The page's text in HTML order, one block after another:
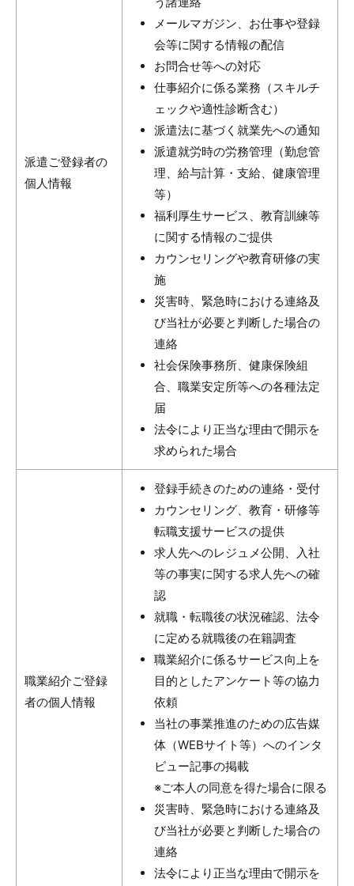
派遣ご登録者の
個人情報
メールマガジン、お仕事や登録
会等に関する情報の配信
お問合せ等への対応
仕事紹介に係る業務（スキルチ
ェックや適性診断含む）
派遣法に基づく就業先への通知
派遣就労時の労務管理（勤怠管
理、給与計算・支給、健康管理
等）
福利厚生サービス、教育訓練等
に関する情報のご提供
カウンセリングや教育研修の実
施
災害時、緊急時における連絡及
び当社が必要と判断した場合の
連絡
社会保険事務所、健康保険組
合、職業安定所等への各種法定
届
法令により正当な理由で開示を
求められた場合
職業紹介ご登録
者の個人情報
登録手続きのための連絡・受付
カウンセリング、教育・研修等
転職支援サービスの提供
求人先へのレジュメ公開、入社
等の事実に関する求人先への確
認
就職・転職後の状況確認、法令
に定める就職後の在籍調査
職業紹介に係るサービス向上を
目的としたアンケート等の協力
依頼
当社の事業推進のための広告媒
体（WEBサイト等）へのインタ
ビュー記事の掲載
※ご本人の同意を得た場合に限る
災害時、緊急時における連絡及
び当社が必要と判断した場合の
連絡
法令により正当な理由で開示を